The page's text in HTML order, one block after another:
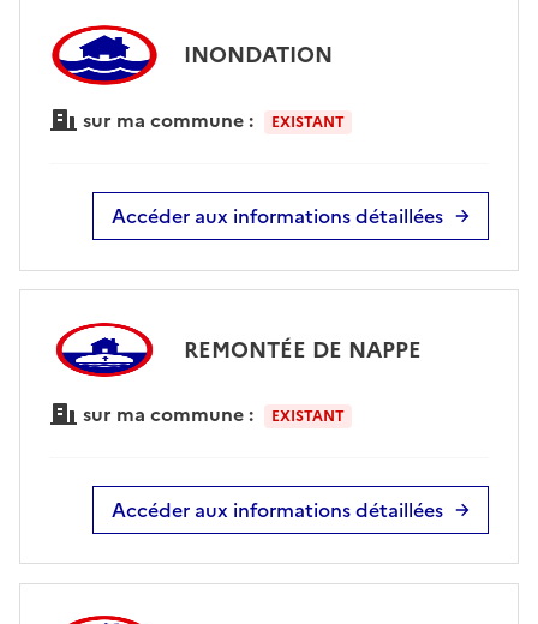
INONDATION
sur ma commune : EXISTANT
Accéder aux informations détaillées
REMONTÉE DE NAPPE
sur ma commune : EXISTANT
Accéder aux informations détaillées